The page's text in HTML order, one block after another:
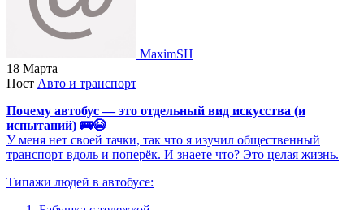
MaximSH
18 Марта
Пост Авто и транспорт
Почему автобус — это отдельный вид искусства (и
испытаний) 🚌😭
У меня нет своей тачки, так что я изучил общественный
транспорт вдоль и поперёк. И знаете что? Это целая жизнь.
Типажи людей в автобусе: